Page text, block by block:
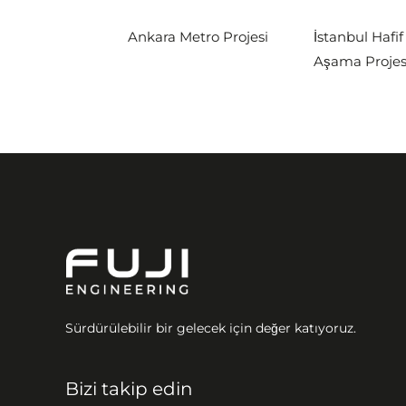
Ankara Metro Projesi
İstanbul Hafif
Aşama
Sürdürülebilir bir gelecek için değer katıyoruz.
Bizi takip edin